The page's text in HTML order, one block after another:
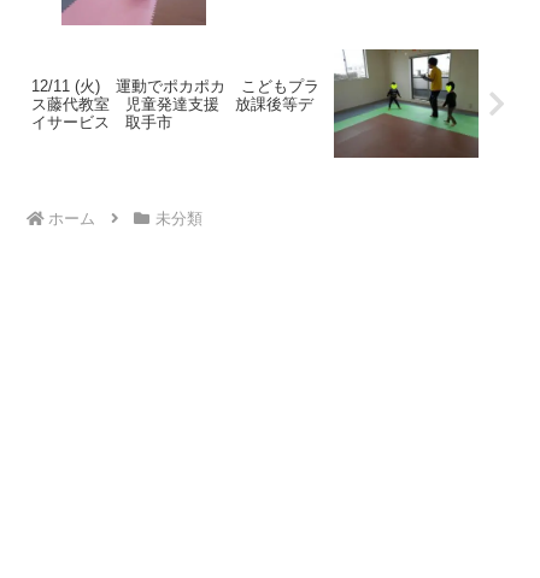
12/11 (火) 運動でポカポカ こどもプラ
ス藤代教室 児童発達支援 放課後等デ
イサービス 取手市
ホーム 未分類